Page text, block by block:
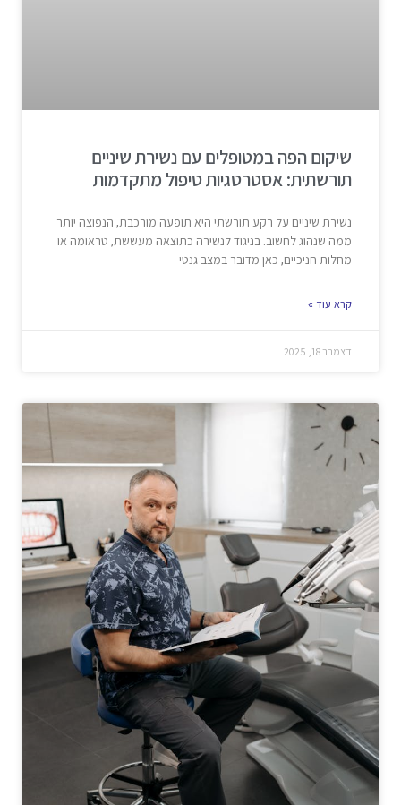
שיקום הפה במטופלים עם נשירת שיניים
תורשתית: אסטרטגיות טיפול מתקדמות
נשירת שיניים על רקע תורשתי היא תופעה מורכבת, הנפוצה יותר
ממה שנהוג לחשוב. בניגוד לנשירה כתוצאה מעששת, טראומה או
מחלות חניכיים, כאן מדובר במצב גנטי
קרא עוד »
דצמבר 18, 2025